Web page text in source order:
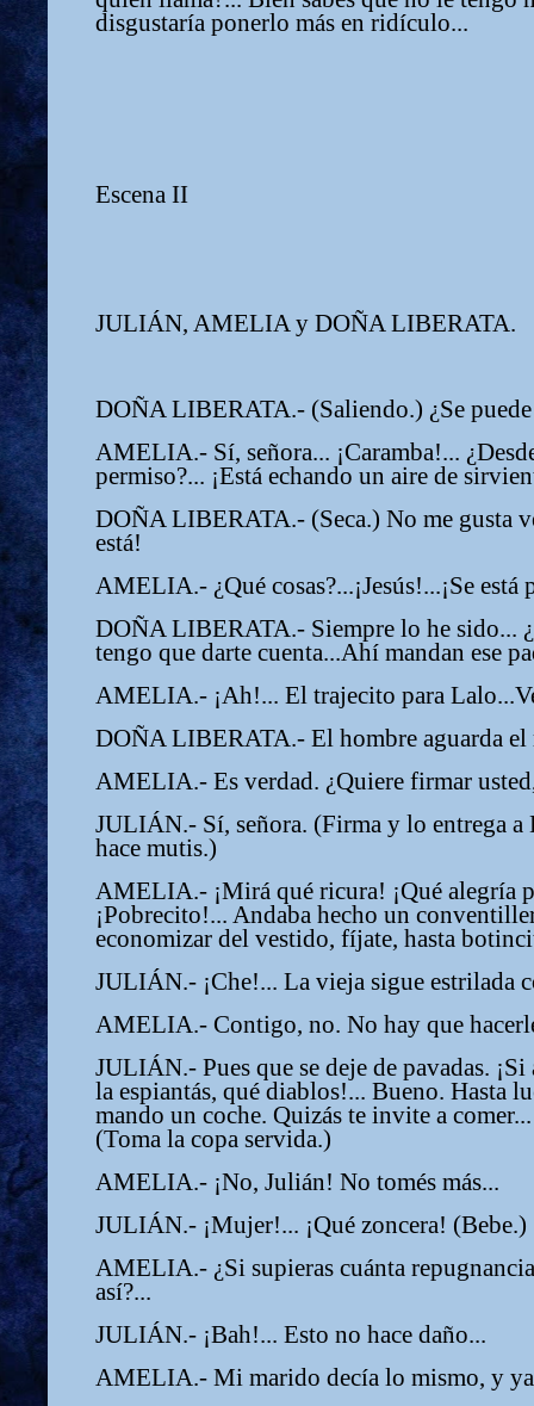
disgustaría ponerlo más en ridículo...
Escena II
JULIÁN, AMELIA y DOÑA LIBERATA.
DOÑA LIBERATA.- (Saliendo.) ¿Se puede
AMELIA.- Sí, señora... ¡Caramba!...
permiso?... ¡Está echando un aire de
DOÑA LIBERATA.- (Seca.) No me gusta
está!
AMELIA.- ¿Qué cosas?...¡Jesús!...¡Se
DOÑA LIBERATA.- Siempre lo he sido...
tengo que darte cuenta...Ahí mandan ese
AMELIA.- ¡Ah!... El trajecito para
DOÑA LIBERATA.- El hombre aguarda el
AMELIA.- Es verdad. ¿Quiere firmar
JULIÁN.- Sí, señora. (Firma y lo entrega
hace mutis.)
AMELIA.- ¡Mirá qué ricura! ¡Qué alegría
¡Pobrecito!... Andaba hecho un
economizar del vestido, fíjate, hasta
JULIÁN.- ¡Che!... La vieja sigue estrilada
AMELIA.- Contigo, no. No hay que
JULIÁN.- Pues que se deje de pavadas.
la espiantás, qué diablos!... Bueno. Hasta
mando un coche. Quizás te invite a
(Toma la copa servida.)
AMELIA.- ¡No, Julián! No tomés más...
JULIÁN.- ¡Mujer!... ¡Qué zoncera! (Bebe.)
AMELIA.- ¿Si supieras cuánta
así?...
JULIÁN.- ¡Bah!... Esto no hace daño...
AMELIA.- Mi marido decía lo mismo, y ya